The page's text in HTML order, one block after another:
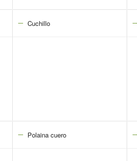
Cuchillo
Polaina cuero